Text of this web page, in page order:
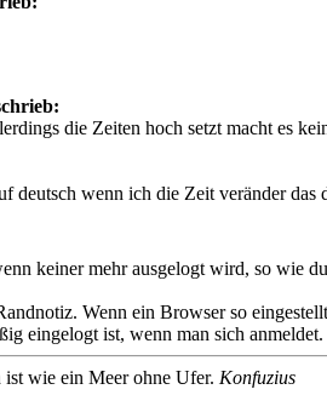
die Zeiten hoch setzt macht es
deutsch wenn ich die Zeit veränder
keiner mehr ausgelogt wird, so wie
Wenn ein Browser so
eingelogt ist, wenn man sich
ist wie ein Meer ohne Ufer. Konfuzius